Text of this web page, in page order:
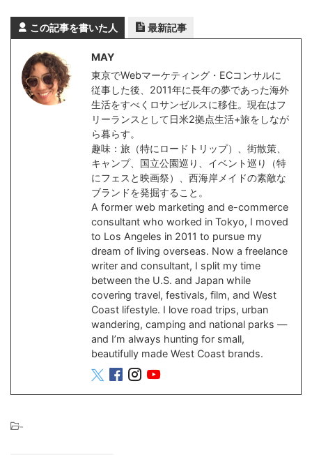
この記事を書いた人 最新記事
MAY
東京でWebマーケティング・ECコンサルに
従事した後、2011年に長年の夢であった海外
生活をすべくロサンゼルスに移住。現在はフ
リーランスとして日米2拠点生活+旅をしなが
ら暮らす。
趣味：旅（特にロードトリップ）、街散策、
キャンプ、国立公園巡り、イベント巡り（特
にフェスと映画祭）、西海岸メイドの素敵な
ブランドを発掘すること。
A former web marketing and e-commerce
consultant who worked in Tokyo, I moved
to Los Angeles in 2011 to pursue my
dream of living overseas. Now a freelance
writer and consultant, I split my time
between the U.S. and Japan while
covering travel, festivals, film, and West
Coast lifestyle. I love road trips, urban
wandering, camping and national parks —
and I’m always hunting for small,
beautifully made West Coast brands.
-